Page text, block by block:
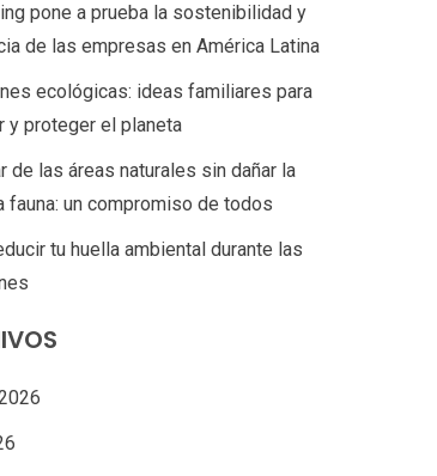
pone a prueba la sostenibilidad y
de las empresas en América Latina
ecológicas: ideas familiares para
y proteger el planeta
de las áreas naturales sin dañar la
fauna: un compromiso de todos
tu huella ambiental durante las